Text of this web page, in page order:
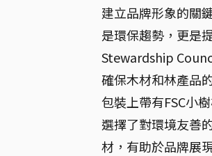
建立品牌形象的關
是環保趨勢，更是
Stewardship
確保木材和林產品
包裝上帶有FSC小
選擇了對環境友善
材，有助於品牌展